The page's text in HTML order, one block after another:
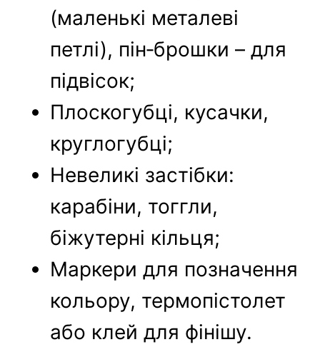
(маленькі металеві
петлі), пін‑брошки – для
підвісок;
Плоскогубці, кусачки,
круглогубці;
Невеликі застібки:
карабіни, тоггли,
біжутерні кільця;
Маркери для позначення
кольору, термопістолет
або клей для фінішу.